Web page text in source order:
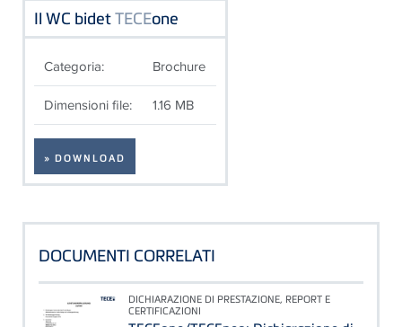
Il WC bidetTECEone
Categoria: Brochure
Dimensioni file: 1.16 MB
» DOWNLOAD
DOCUMENTI CORRELATI
DICHIARAZIONE DI PRESTAZIONE, REPORT E
CERTIFICAZIONI